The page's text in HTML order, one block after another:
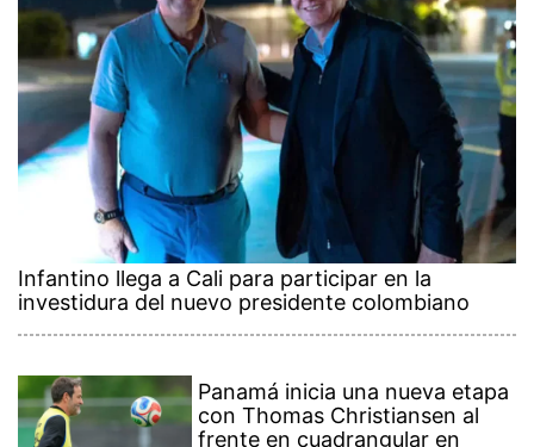
Infantino llega a Cali para participar en la
investidura del nuevo presidente colombiano
Panamá inicia una nueva etapa
con Thomas Christiansen al
frente en cuadrangular en